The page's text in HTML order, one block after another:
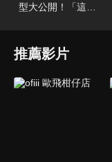
型大公開！「這點
推薦影片